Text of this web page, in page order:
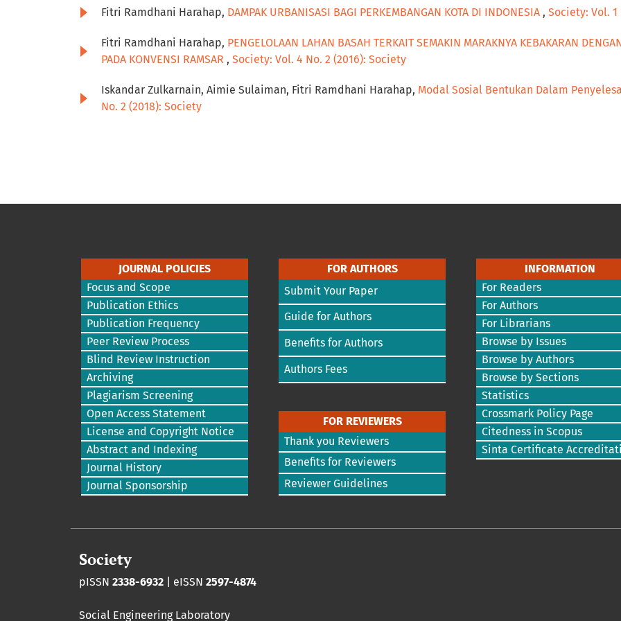
Fitri Ramdhani Harahap, DAMPAK URBANISASI BAGI PERKEMBANGAN KOTA DI INDONESIA , Society: Vol. 1
Fitri Ramdhani Harahap, PENGELOLAAN LAHAN BASAH TERKAIT SEMAKIN MARAKNYA KEBAKARAN
PADA KONVENSI RAMSAR , Society: Vol. 4 No. 2 (2016): Society
Iskandar Zulkarnain, Aimie Sulaiman, Fitri Ramdhani Harahap, Modal Sosial Bentukan Dalam
No. 2 (2018): Society
JOURNAL POLICIES
Focus and Scope
Publication Ethics
Publication Frequency
Peer Review Process
Blind Review Instruction
Archiving
Plagiarism Screening
Open Access Statement
License and Copyright Notice
Abstract and Indexing
Journal History
Journal Sponsorship
FOR AUTHORS
Submit Your Paper
Guide for Authors
Benefits for Authors
Authors Fees
FOR REVIEWERS
Thank you Reviewers
Benefits for Reviewers
Reviewer Guidelines
INFORMATION
For Readers
For Authors
For Librarians
Browse by Issues
Browse by Authors
Browse by Sections
Statistics
Crossmark Policy Page
Citedness in Scopus
Sinta Certificate
Society
pISSN 2338-6932 | eISSN 2597-4874
Social Engineering Laboratory